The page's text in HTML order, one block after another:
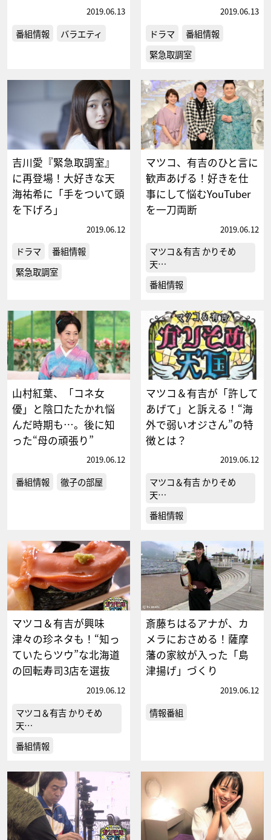
2019.06.13
番組情報 バラエティ
2019.06.13
ドラマ
番組情報
緊急取調室
吉川愛『緊急取調室』
に再登場！大好きな天
海祐希に「手をついて頭
を下げろ」
2019.06.12
ドラマ
番組情報
緊急取調室
マツコ、有吉のひと言に
歓声あげる！好きを仕
事にして悩むYouTuber
を一刀両断
2019.06.12
マツコ＆有吉 かりそめ
天…
番組情報
山村紅葉、「コネ女
優」と陰口たたかれ悩
んだ時期も…。後に知
った“母の頑張り”
2019.06.12
番組情報 徹子の部屋
マツコ＆有吉が「許して
あげて」と訴える！“海
外で弱いオジさん”の特
徴とは？
2019.06.12
マツコ＆有吉 かりそめ
天…
番組情報
マツコ＆有吉が興味
津々の珍ネタも！“知っ
ていたらツウ”な北海道
の回転寿司3店を選抜
2019.06.12
マツコ＆有吉 かりそめ
天…
番組情報
斎藤ちはるアナが、カ
メラにおさめる！薩摩
藩の家紋が入った「島
津揚げ」づくり
2019.06.12
情報番組